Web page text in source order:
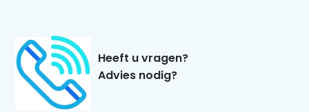
Heeft u vragen?
Advies nodig?